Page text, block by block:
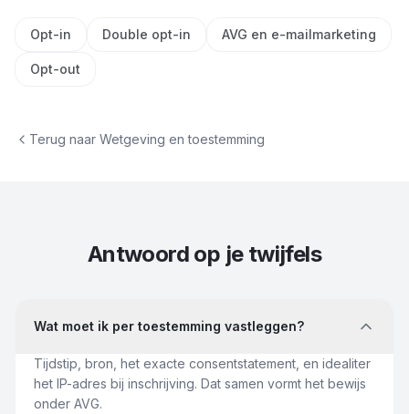
Opt-in Double opt-in AVG en e-mailmarketing
Opt-out
Terug naar Wetgeving en toestemming
Antwoord op je twijfels
Wat moet ik per toestemming vastleggen?
Tijdstip, bron, het exacte consentstatement, en idealiter
het IP-adres bij inschrijving. Dat samen vormt het bewijs
onder AVG.